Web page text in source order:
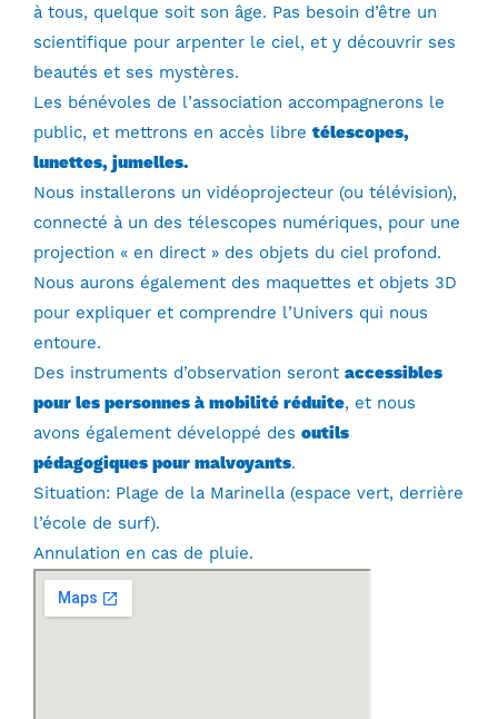
à tous, quelque soit son âge. Pas besoin d’être un
scientifique pour arpenter le ciel, et y découvrir ses
beautés et ses mystères.
Les bénévoles de l’association accompagnerons le
public, et mettrons en accès libre télescopes,
lunettes, jumelles.
Nous installerons un vidéoprojecteur (ou télévision),
connecté à un des télescopes numériques, pour une
projection « en direct » des objets du ciel profond.
Nous aurons également des maquettes et objets 3D
pour expliquer et comprendre l’Univers qui nous
entoure.
Des instruments d’observation seront accessibles
pour les personnes à mobilité réduite, et nous
avons également développé des outils
pédagogiques pour malvoyants.
Situation: Plage de la Marinella (espace vert, derrière
l’école de surf).
Annulation en cas de pluie.